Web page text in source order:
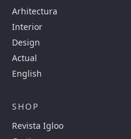
Arhitectura
Interior
Design
Actual
English
SHOP
Revista Igloo